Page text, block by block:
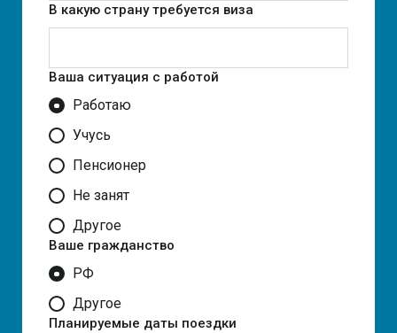
В какую страну требуется виза
Ваша ситуация с работой
Работаю
Учусь
Пенсионер
Не занят
Другое
Ваше гражданство
РФ
Другое
Планируемые даты поездки